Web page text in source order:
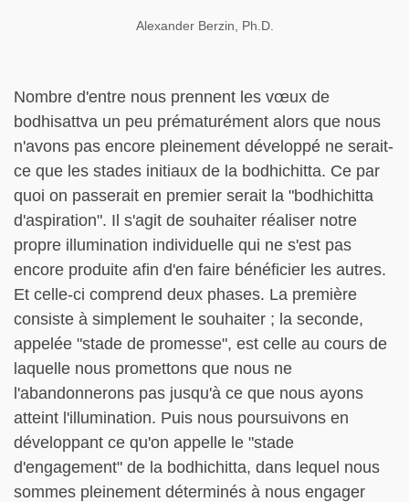
Alexander Berzin, Ph.D.
Nombre d'entre nous prennent les vœux de
bodhisattva un peu prématurément alors que nous
n'avons pas encore pleinement développé ne serait-
ce que les stades initiaux de la bodhichitta. Ce par
quoi on passerait en premier serait la "bodhichitta
d'aspiration". Il s'agit de souhaiter réaliser notre
propre illumination individuelle qui ne s'est pas
encore produite afin d'en faire bénéficier les autres.
Et celle-ci comprend deux phases. La première
consiste à simplement le souhaiter ; la seconde,
appelée "stade de promesse", est celle au cours de
laquelle nous promettons que nous ne
l'abandonnerons pas jusqu'à ce que nous ayons
atteint l'illumination. Puis nous poursuivons en
développant ce qu'on appelle le "stade
d'engagement" de la bodhichitta, dans lequel nous
sommes pleinement déterminés à nous engager